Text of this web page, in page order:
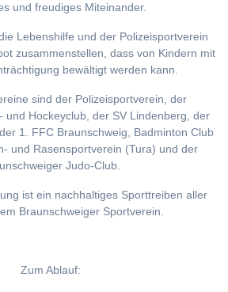
und freudiges Miteinander.
Lebenshilfe und der Polizeisportverein
zusammenstellen, dass von Kindern mit
bewältigt werden kann.
sind der Polizeisportverein, der
und Hockeyclub, der SV Lindenberg, der
1. FFC Braunschweig, Badminton Club
und Rasensportverein (Tura) und der
Judo-Club.
ist ein nachhaltiges Sporttreiben aller
Braunschweiger Sportverein.
Zum Ablauf: